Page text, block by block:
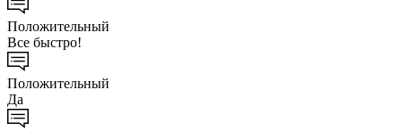
Положительный
Все быстро!
Положительный
Да